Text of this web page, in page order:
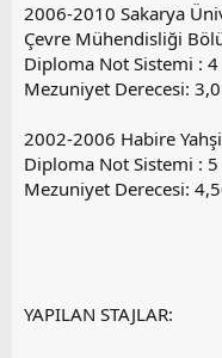
2006-2010 Sakarya
Çevre Mühendisliği
Diploma Not Sistemi : 4
Mezuniyet Derecesi:
2002-2006 Habire
Diploma Not Sistemi : 5
Mezuniyet Derecesi:
YAPILAN STAJLAR: